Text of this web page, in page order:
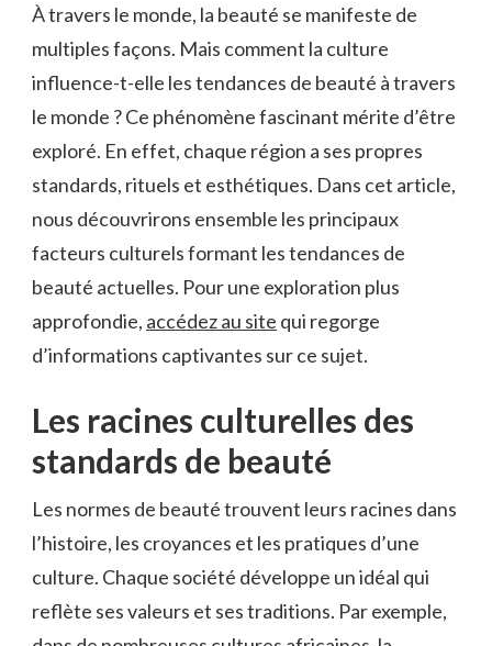
À travers le monde, la beauté se manifeste de
multiples façons. Mais comment la culture
influence-t-elle les tendances de beauté à travers
le monde ? Ce phénomène fascinant mérite d’être
exploré. En effet, chaque région a ses propres
standards, rituels et esthétiques. Dans cet article,
nous découvrirons ensemble les principaux
facteurs culturels formant les tendances de
beauté actuelles. Pour une exploration plus
approfondie, accédez au site qui regorge
d’informations captivantes sur ce sujet.
Les racines culturelles des
standards de beauté
Les normes de beauté trouvent leurs racines dans
l’histoire, les croyances et les pratiques d’une
culture. Chaque société développe un idéal qui
reflète ses valeurs et ses traditions. Par exemple,